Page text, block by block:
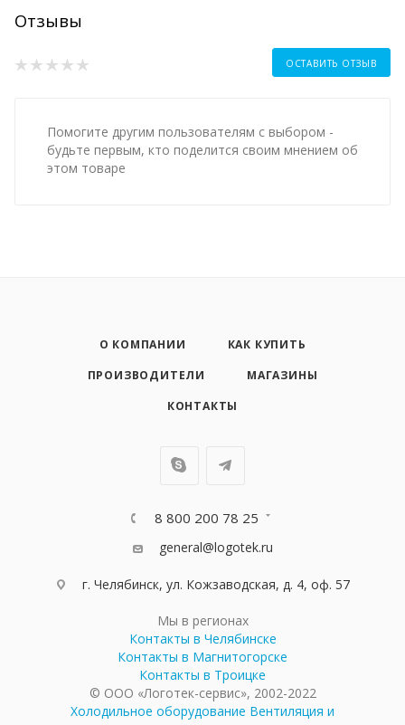
Отзывы
ОСТАВИТЬ ОТЗЫВ
Помогите другим пользователям с выбором -
будьте первым, кто поделится своим мнением об
этом товаре
О КОМПАНИИ
КАК КУПИТЬ
ПРОИЗВОДИТЕЛИ
МАГАЗИНЫ
КОНТАКТЫ
8 800 200 78 25
general@logotek.ru
г. Челябинск, ул. Кожзаводская, д. 4, оф. 57
Мы в регионах
Контакты в Челябинске
Контакты в Магнитогорске
Контакты в Троицке
© ООО «Логотек-сервис», 2002-2022
Холодильное оборудование Вентиляция и